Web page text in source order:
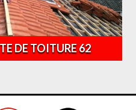
DE TOITURE 62